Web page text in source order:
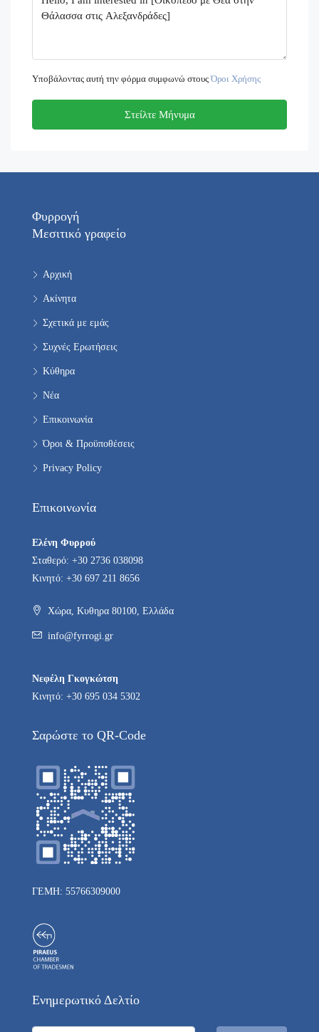
Υποβάλοντας αυτή την φόρμα συμφωνώ στουςΌροι Χρήσης
Στείλτε Μήνυμα
Φυρρογή
Μεσιτικό γραφείο
Αρχική
Ακίνητα
Σχετικά με εμάς
Συχνές Ερωτήσεις
Κύθηρα
Νέα
Επικοινωνία
Όροι & Προϋποθέσεις
Privacy Policy
Επικοινωνία
Ελένη Φυρρού
Σταθερό: +30 2736 038098
Κινητό: +30 697 211 8656
Χώρα, Κυθηρα 80100, Ελλάδα
info@fyrrogi.gr
Νεφέλη Γκογκώτση
Κινητό: +30 695 034 5302
Σαρώστε το QR-Code
ΓΕΜΗ: 55766309000
Ενημερωτικό Δελτίο